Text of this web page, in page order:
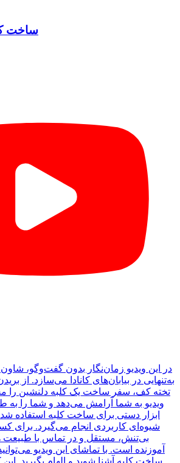
ساخت
در این ویدیو زمان‌نگار بدون گفت‌وگو، شاون
به‌تنهایی در بیابان‌های کانادا می‌سازد. از
تخته کف، سفر ساخت یک کلبه دلنشین را
ویدیو به شما آرامش می‌دهد و شما را به
ابزار دستی برای ساخت کلبه استفاده
شیوه‌ای کاربردی انجام می‌گیرد. برای
بی‌تنش، مستقل و در تماس با طبیعت
آموزنده است. با تماشای این ویدیو